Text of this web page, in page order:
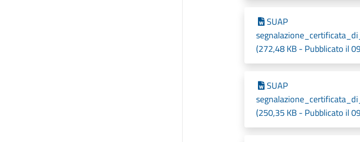
SUAP
(272,48 KB - Pubblicato il
SUAP
(250,35 KB - Pubblicato il